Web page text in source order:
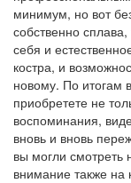
минимум, но вот
собственно
себя и
костра, и
новому. По итогам
приобретете не
воспоминания,
вновь и вновь
вы могли
внимание также на